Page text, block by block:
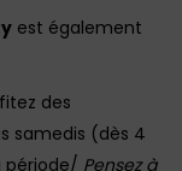
est également
des
samedis (dès 4
période/ Pensez à